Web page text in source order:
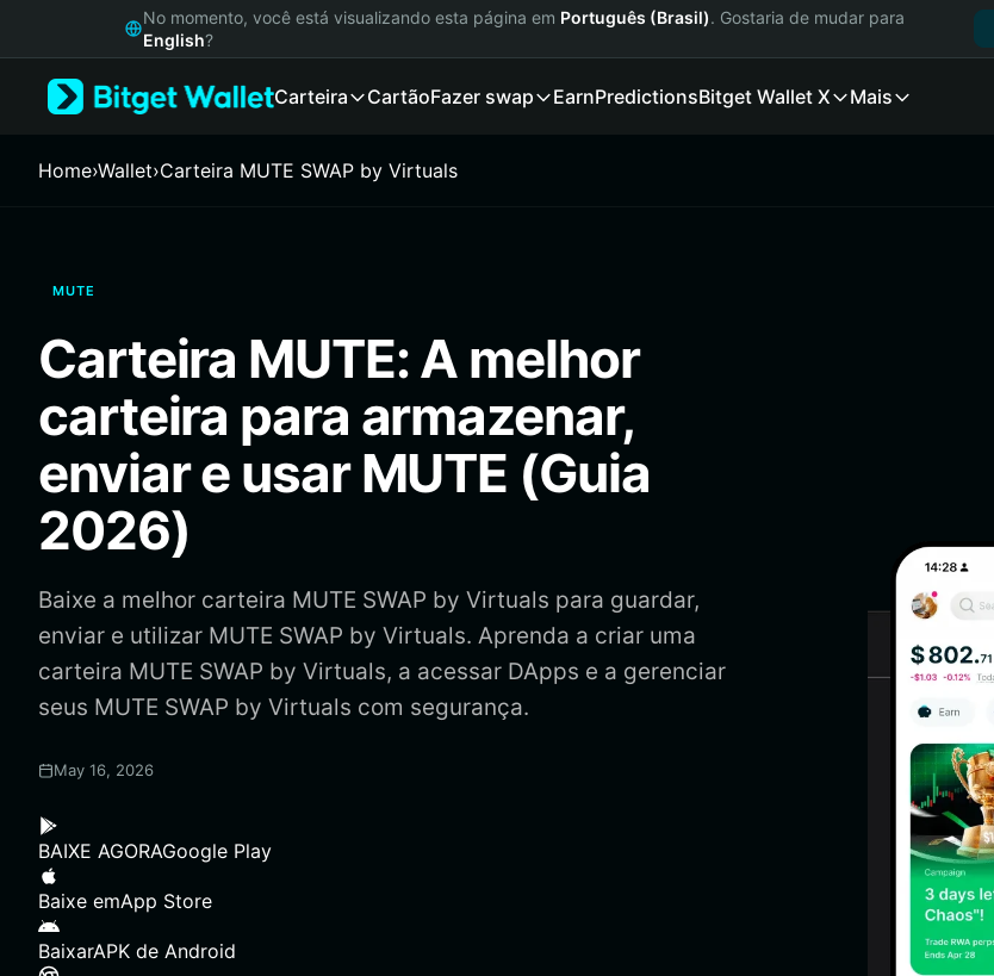
Русский
Italiano
繁體中文
Bahasa Indonesia
ภาษาไทย
Español
Português (Brasil)
Español (Argentina)
No momento, você está visualizando esta página em Português (Brasil). Gostaria de mudar para
English?
Carteira CartãoFazer swap EarnPredictionsBitget Wallet X Mais
Home›Wallet›Carteira MUTE SWAP by Virtuals
MUTE
Carteira MUTE: A melhor
carteira para armazenar,
enviar e usar MUTE (Guia
2026)
Baixe a melhor carteira MUTE SWAP by Virtuals para guardar,
enviar e utilizar MUTE SWAP by Virtuals. Aprenda a criar uma
carteira MUTE SWAP by Virtuals, a acessar DApps e a gerenciar
seus MUTE SWAP by Virtuals com segurança.
May 16, 2026
BAIXE AGORAGoogle Play
Baixe emApp Store
BaixarAPK de Android